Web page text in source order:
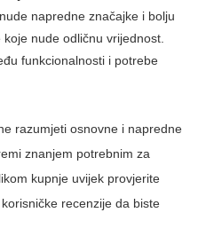
napredne značajke i bolju
nude odličnu vrijednost.
funkcionalnosti i potrebe
razumjeti osnovne i napredne
znanjem potrebnim za
kupnje uvijek provjerite
recenzije da biste